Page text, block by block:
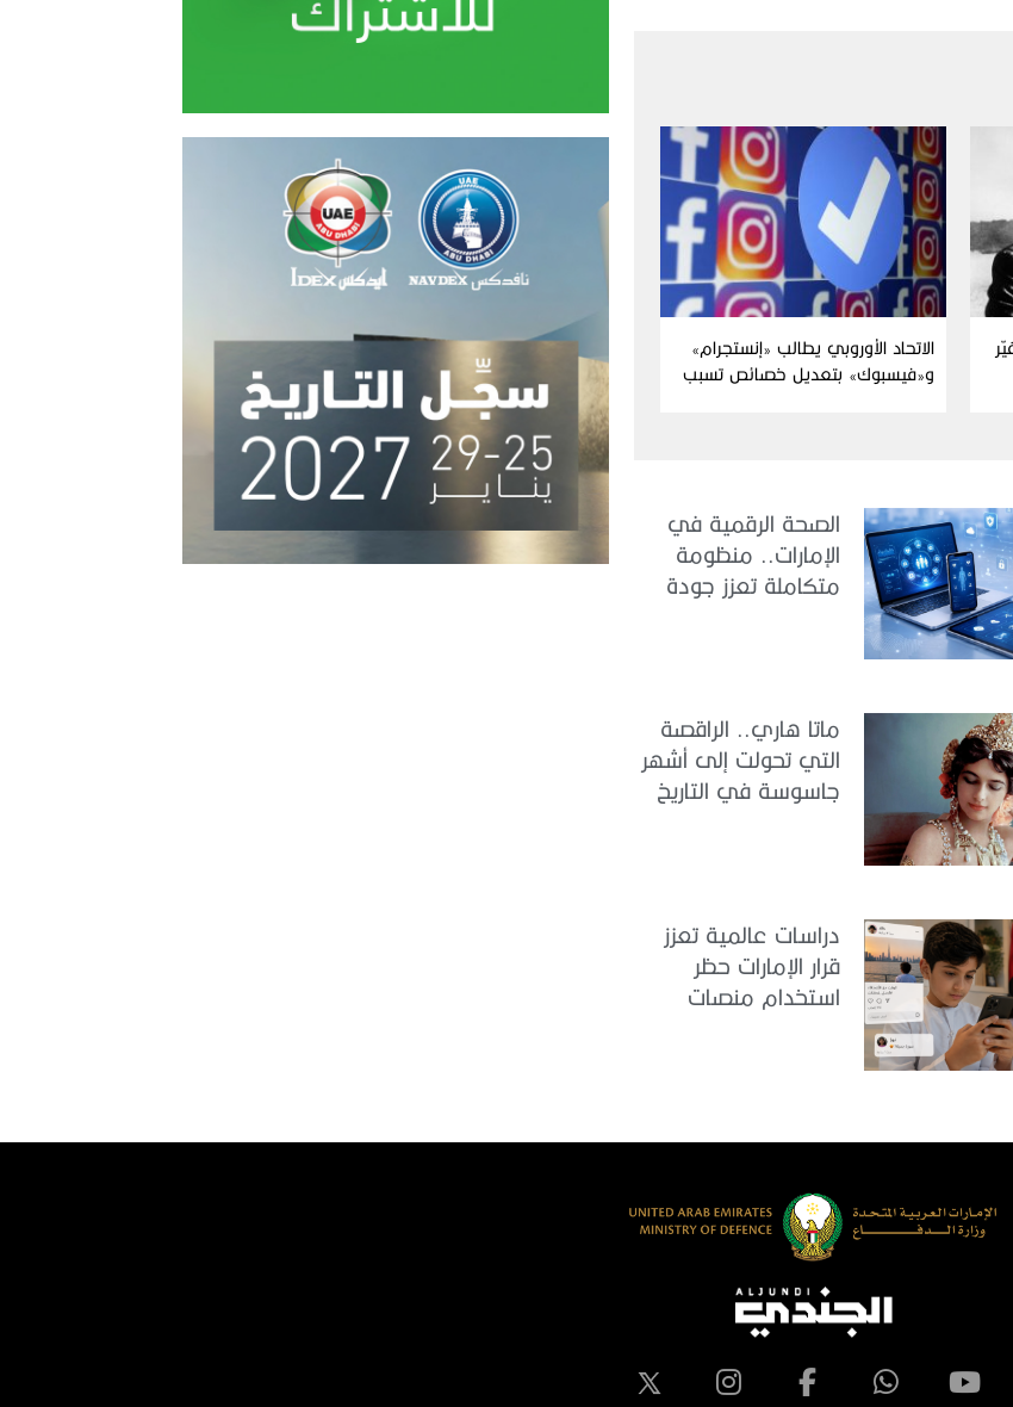
الاتحاد الأوروبي يطالب «إنستجرام»
و«فيسبوك» بتعديل خصائص تسبب
الصحة الرقمية في
الإمارات.. منظومة
متكاملة تعزز جودة
ماتا هاري.. الراقصة
التي تحولت إلى أشهر
جاسوسة في التاريخ
دراسات عالمية تعزز
قرار الإمارات حظر
استخدام منصات